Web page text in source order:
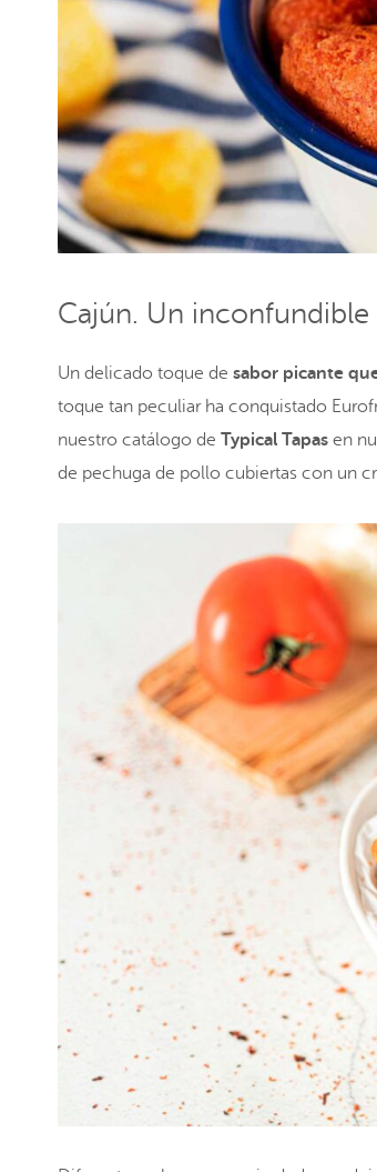
Cajún. Un
Un delicado toque de sabor picante
toque tan peculiar ha conquistado
nuestro catálogo de Typical Tapas en
de pechuga de pollo cubiertas con un